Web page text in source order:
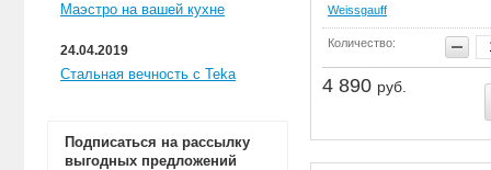
Маэстро на вашей кухне
24.04.2019
Стальная вечность с Teka
Подписаться на рассылку
выгодных предложений
Weissgauff
Количество:
4 890 руб.